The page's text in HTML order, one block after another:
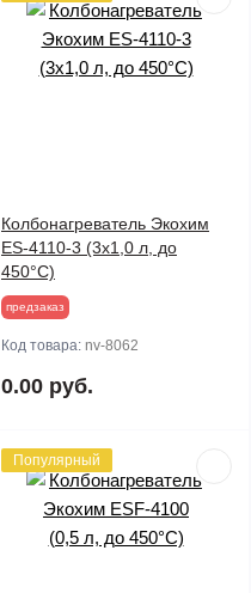
Колбонагреватель Экохим
ES-4110-3 (3х1,0 л, до
450°С)
предзаказ
Код товара: nv-8062
0.00 руб.
Популярный